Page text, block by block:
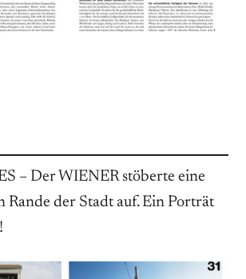
– Der WIENER stöberte eine
Rande der Stadt auf. Ein Porträt